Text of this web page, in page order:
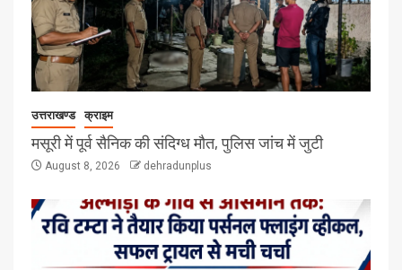
उत्तराखण्ड क्राइम
मसूरी में पूर्व सैनिक की संदिग्ध मौत, पुलिस जांच में जुटी
August 8, 2026 dehradunplus